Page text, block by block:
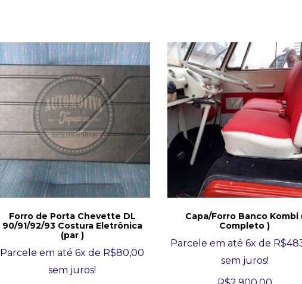
Forro de Porta Chevette DL
90/91/92/93 Costura Eletrônica
(par )
Parcele em até 6x de R$80,00
sem juros!
Capa/Forro Banco Kombi
Completo )
Parcele em até 6x de R$
sem juros!